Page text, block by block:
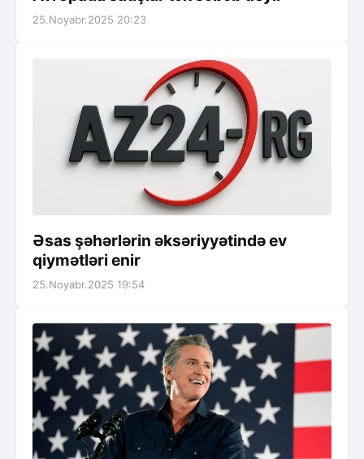
25.Noyabr.2025 20:23
Əsas şəhərlərin əksəriyyətində ev
qiymətləri enir
25.Noyabr.2025 19:54